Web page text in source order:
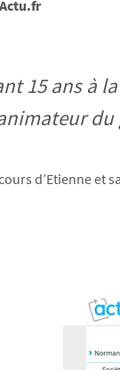
15 ans à
du
d’Etienne et sa